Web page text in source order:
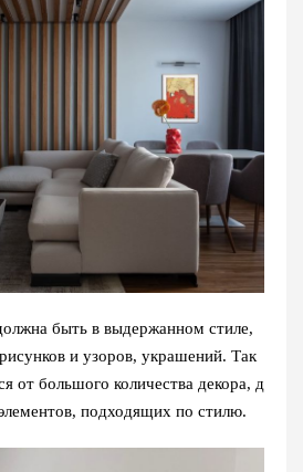
быть в выдержанном стиле,
и узоров, украшений. Так
от большого количества декора, д
подходящих по стилю.